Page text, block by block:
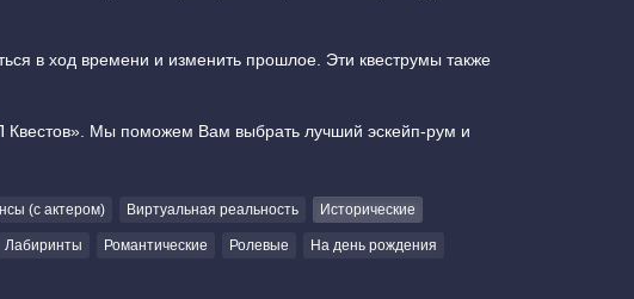
в ход времени и изменить прошлое. Эти квеструмы также
Квестов». Мы поможем Вам выбрать лучший эскейп-рум и
(с актером) Виртуальная реальность Исторические
Лабиринты Романтические Ролевые На день рождения